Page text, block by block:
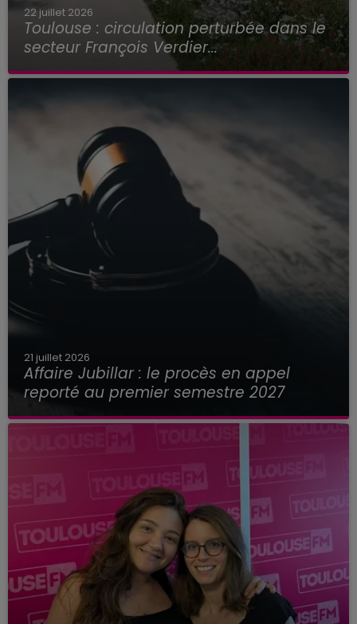
22 juillet 2026
Toulouse : circulation perturbée dans le
secteur François Verdier...
21 juillet 2026
Affaire Jubillar : le procès en appel
reporté au premier semestre 2027